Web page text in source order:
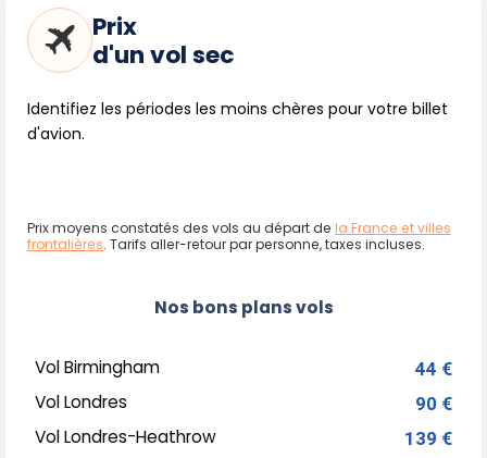
Prix
d'un vol sec
Identifiez les périodes les moins chères pour votre billet
d'avion.
Prix moyens constatés des vols au départ de la France et villes
frontalières. Tarifs aller-retour par personne, taxes incluses.
Nos bons plans vols
Vol Birmingham 44 €
Vol Londres 90 €
Vol Londres-Heathrow 139 €